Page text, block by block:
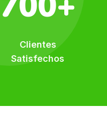
Clientes
Satisfechos